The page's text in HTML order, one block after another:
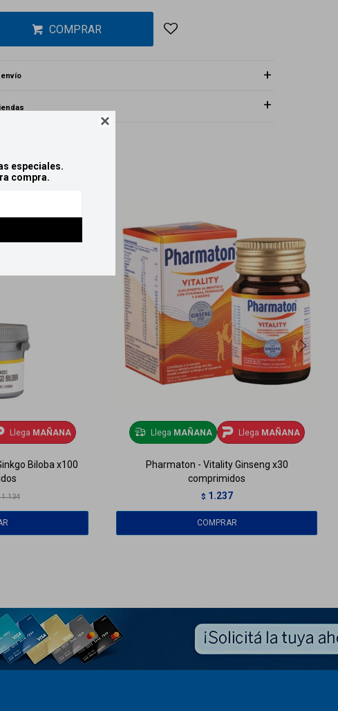

especiales.
compra.
COMPRAR
Llega MAÑANA
Biloba x100
1.134
Llega MAÑANA Llega MAÑANA
Pharmaton - Vitality Ginseng x30
comprimidos
$ 1.237